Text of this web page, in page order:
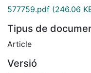
577759.pdf (246.06
Tipus de
Article
Versió